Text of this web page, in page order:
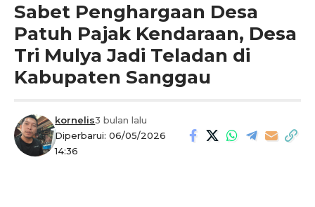
Sabet Penghargaan Desa
Patuh Pajak Kendaraan, Desa
Tri Mulya Jadi Teladan di
Kabupaten Sanggau
Diperbarui: 06/05/2026
14:36
kornelis3 bulan lalu